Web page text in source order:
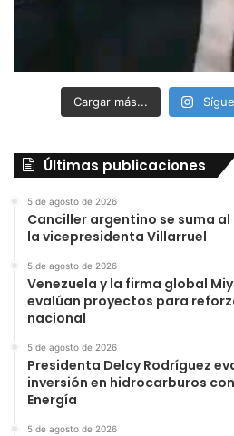
Cargar más...
Últimas publicaciones
5 de agosto de 2026
Canciller argentino se suma
la vicepresidenta Villarruel
5 de agosto de 2026
Venezuela y la firma global
evalúan proyectos para
nacional
5 de agosto de 2026
Presidenta Delcy Rodríguez
inversión en hidrocarburos
Energía
5 de agosto de 2026